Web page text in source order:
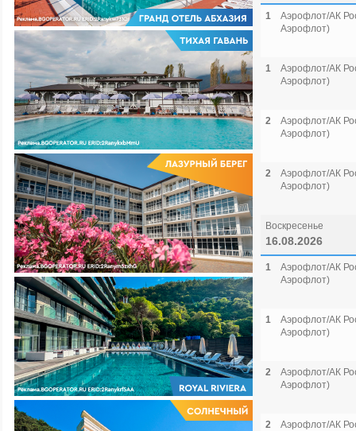
1
Аэрофлот/АК
Аэрофлот)
1
Аэрофлот/АК
Аэрофлот)
2
Аэрофлот/АК
Аэрофлот)
2
Аэрофлот/АК
Аэрофлот)
Воскресенье
16.08.2026
1
Аэрофлот/АК
Аэрофлот)
1
Аэрофлот/АК
Аэрофлот)
2
Аэрофлот/АК
Аэрофлот)
2
Аэрофлот/АК